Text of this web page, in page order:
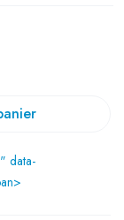
data-